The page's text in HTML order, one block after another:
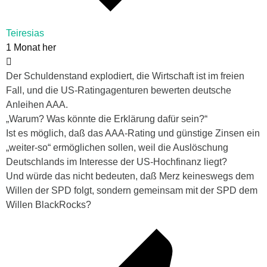
Teiresias
1 Monat her
Der Schuldenstand explodiert, die Wirtschaft ist im freien
Fall, und die US-Ratingagenturen bewerten deutsche
Anleihen AAA.
„Warum? Was könnte die Erklärung dafür sein?“
Ist es möglich, daß das AAA-Rating und günstige Zinsen ein
„weiter-so“ ermöglichen sollen, weil die Auslöschung
Deutschlands im Interesse der US-Hochfinanz liegt?
Und würde das nicht bedeuten, daß Merz keineswegs dem
Willen der SPD folgt, sondern gemeinsam mit der SPD dem
Willen BlackRocks?